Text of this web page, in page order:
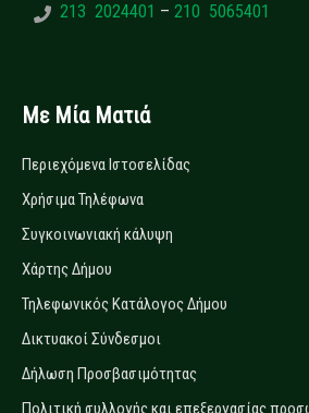
213 2024401 – 210 5065401
Με Μία Ματιά
Περιεχόμενα Ιστοσελίδας
Χρήσιμα Τηλέφωνα
Συγκοινωνιακή κάλυψη
Χάρτης Δήμου
Τηλεφωνικός Κατάλογος Δήμου
Δικτυακοί Σύνδεσμοι
Δήλωση Προσβασιμότητας
Πολιτική συλλογής και επεξεργασίας